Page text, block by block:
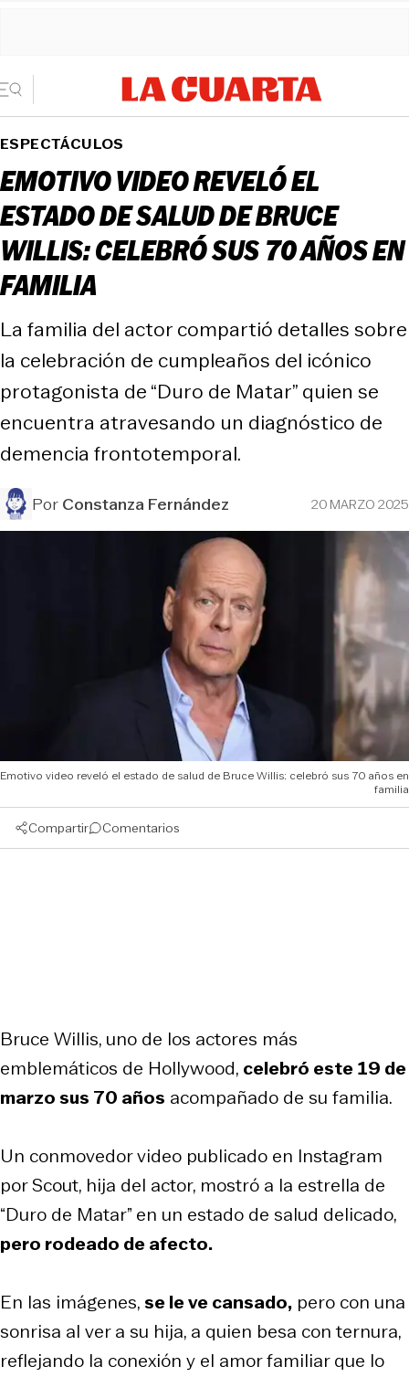
ESPECTÁCULOS
EMOTIVO VIDEO REVELÓ EL
ESTADO DE SALUD DE BRUCE
WILLIS: CELEBRÓ SUS 70 AÑOS EN
FAMILIA
La familia del actor compartió detalles sobre
la celebración de cumpleaños del icónico
protagonista de “Duro de Matar” quien se
encuentra atravesando un diagnóstico de
demencia frontotemporal.
PorConstanza Fernández 20 MARZO 2025
Emotivo video reveló el estado de salud de Bruce Willis: celebró sus 70 años en
familia
Compartir Comentarios
Bruce Willis, uno de los actores más
emblemáticos de Hollywood, celebró este 19 de
marzo sus 70 años acompañado de su familia.
Un conmovedor video publicado en Instagram
por Scout, hija del actor, mostró a la estrella de
“Duro de Matar” en un estado de salud delicado,
pero rodeado de afecto.
En las imágenes,se le ve cansado, pero con una
sonrisa al ver a su hija, a quien besa con ternura,
reflejando la conexión y el amor familiar que lo